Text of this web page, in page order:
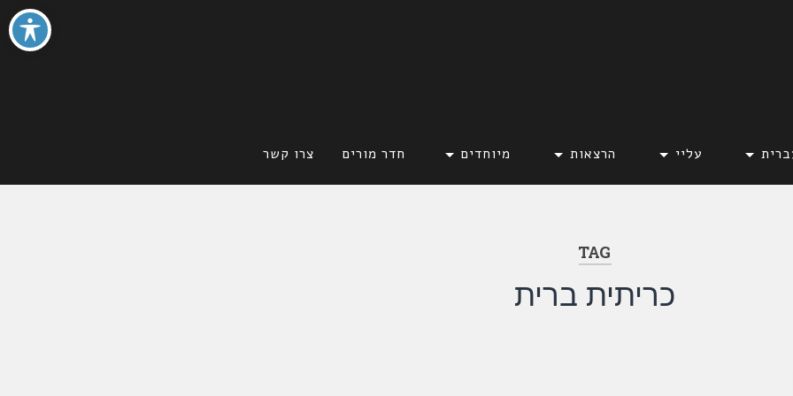
עליי הרצאות מיוחדים חדר מורים צרו קשר
TAG
כריתית ברית